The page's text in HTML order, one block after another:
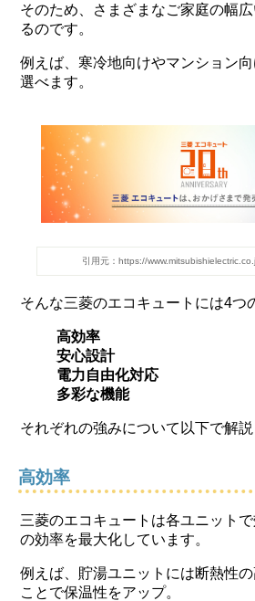
そのため、さまざまなご家庭の幅
るのです。
例えば、寒冷地向けやマンション
選べます。
https://
そんな三菱のエコキュートには4つ
高効率
安心設計
電力自由化対応
多彩な機能
それぞれの強みについて以下で解説
高効率
三菱のエコキュートは各ユニット
の効率を最大化しています。
例えば、貯湯ユニットには断熱性
ことで保温性をアップ。